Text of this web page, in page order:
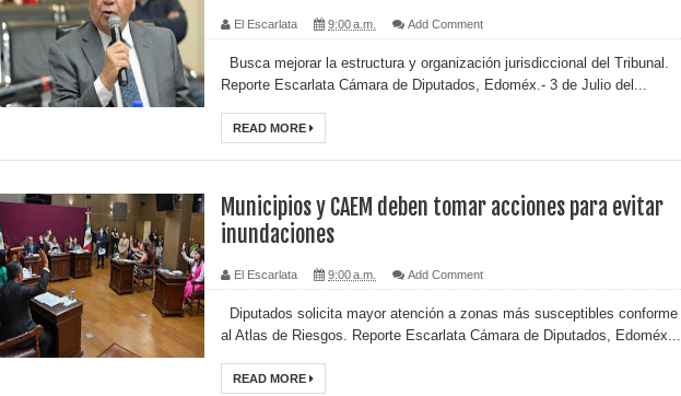
El Escarlata 9:00 a.m. Add Comment
Busca mejorar la estructura y organización jurisdiccional del Tribunal.
Reporte Escarlata Cámara de Diputados, Edoméx.- 3 de Julio del...
READ MORE
Municipios y CAEM deben tomar acciones para evitar
inundaciones
El Escarlata 9:00 a.m. Add Comment
Diputados solicita mayor atención a zonas más susceptibles conforme
al Atlas de Riesgos. Reporte Escarlata Cámara de Diputados, Edoméx...
READ MORE